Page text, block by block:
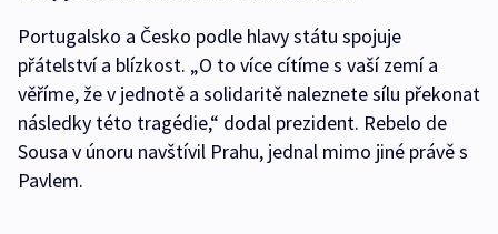
Portugalsko a Česko podle hlavy státu spojuje
přátelství a blízkost. „O to více cítíme s vaší zemí a
věříme, že v jednotě a solidaritě naleznete sílu překonat
následky této tragédie,“ dodal prezident. Rebelo de
Sousa v únoru navštívil Prahu, jednal mimo jiné právě s
Pavlem.